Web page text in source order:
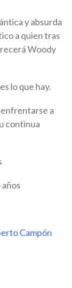
y absurda
a quien tras
Woody
lo que hay.
a
continua
Campón